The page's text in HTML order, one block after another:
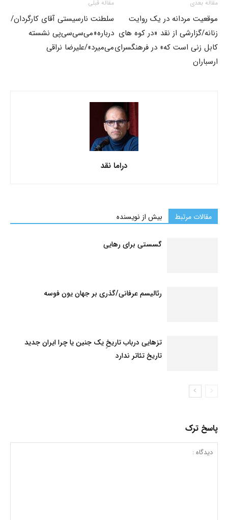
مقاله قبلی
سلطنت نارسیستی آقای کارگردان/
درباره«می‌سی‌سی‌پی نشسته
می‌میرد»/علیرضا نراقی
مقاله بعدی
موقعیت مردانه در یک روایت
زنانه/گزارشی از نقد «در کوه های
کابل زنی است که» در فرهنگسرای
ارسباران
دراما نقد
مقالات مرتبط بیش از نویسنده
گسستی برای رهایی
رئالیسم عرفانی/گذری بر جهان یون فوسه
تزهایی درباب تاریخِ یک جنین یا چرا ایران جدید
تاریخ تئاتر ندارد
پاسخ ترک